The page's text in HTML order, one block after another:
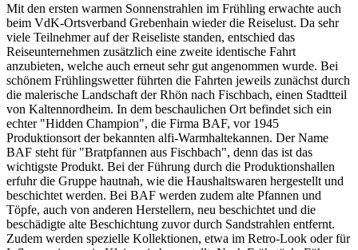
Mit den ersten warmen Sonnenstrahlen im Frühling erwachte auch
beim VdK-Ortsverband Grebenhain wieder die Reiselust. Da sehr
viele Teilnehmer auf der Reiseliste standen, entschied das
Reiseunternehmen zusätzlich eine zweite identische Fahrt
anzubieten, welche auch erneut sehr gut angenommen wurde. Bei
schönem Frühlingswetter führten die Fahrten jeweils zunächst durch
die malerische Landschaft der Rhön nach Fischbach, einen Stadtteil
von Kaltennordheim. In dem beschaulichen Ort befindet sich ein
echter "Hidden Champion", die Firma BAF, vor 1945
Produktionsort der bekannten alfi-Warmhaltekannen. Der Name
BAF steht für "Bratpfannen aus Fischbach", denn das ist das
wichtigste Produkt. Bei der Führung durch die Produktionshallen
erfuhr die Gruppe hautnah, wie die Haushaltswaren hergestellt und
beschichtet werden. Bei BAF werden zudem alte Pfannen und
Töpfe, auch von anderen Herstellern, neu beschichtet und die
beschädigte alte Beschichtung zuvor durch Sandstrahlen entfernt.
Zudem werden spezielle Kollektionen, etwa im Retro-Look oder für